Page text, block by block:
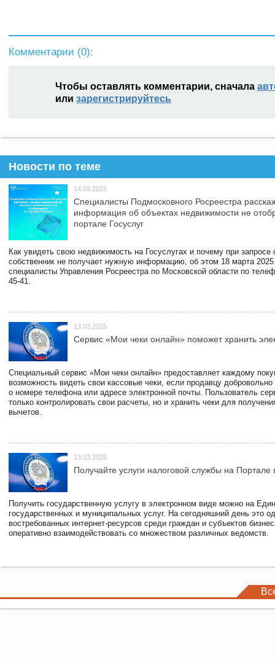
Комментарии (0):
Чтобы оставлять комментарии, сначала
или зарегистрируйтесь
Новости по теме
14.03.2025
Специалисты Подмосковного Росреестра
информация об объектах недвижимости не
портале Госуслуг
Как увидеть свою недвижимость на Госуслугах и почему при запросе
собственник не получает нужную информацию, об этом 18 марта 2025
специалисты Управления Росреестра по Московской области по
45-41.
13.03.2025
Сервис «Мои чеки онлайн» поможет хранить
Специальный сервис «Мои чеки онлайн» предоставляет каждому
возможность видеть свои кассовые чеки, если продавцу
о номере телефона или адресе электронной почты. Пользователь
только контролировать свои расчеты, но и хранить чеки для
вычетов.
13.03.2025
Получайте услуги налоговой службы на Портале
Получить государственную услугу в электронном виде можно на
государственных и муниципальных услуг. На сегодняшний день это
востребованных интернет-ресурсов среди граждан и субъектов
оперативно взаимодействовать со множеством различных ведомств.